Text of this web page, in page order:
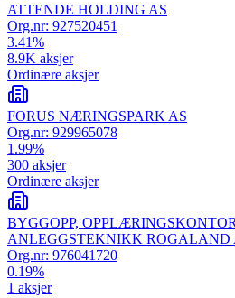
ATTENDE HOLDING AS
Org.nr: 927520451
3.41%
8.9K aksjer
Ordinære aksjer
FORUS NÆRINGSPARK AS
Org.nr: 929965078
1.99%
300 aksjer
Ordinære aksjer
BYGGOPP,
ANLEGGSTEKNIKK ROGALAND
Org.nr: 976041720
0.19%
1 aksjer